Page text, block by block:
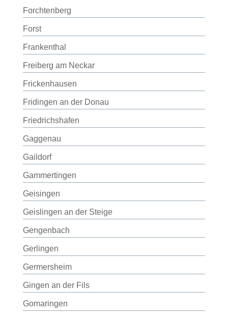
Forchtenberg
Forst
Frankenthal
Freiberg am Neckar
Frickenhausen
Fridingen an der Donau
Friedrichshafen
Gaggenau
Gaildorf
Gammertingen
Geisingen
Geislingen an der Steige
Gengenbach
Gerlingen
Germersheim
Gingen an der Fils
Gomaringen